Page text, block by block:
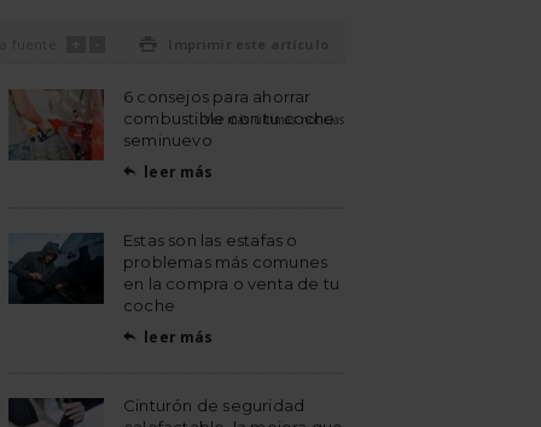
Ver más últimas noticias
6 consejos para ahorrar
combustible con tu coche
seminuevo
 leer más
Estas son las estafas o
problemas más comunes
en la compra o venta de tu
coche
 leer más
Cinturón de seguridad